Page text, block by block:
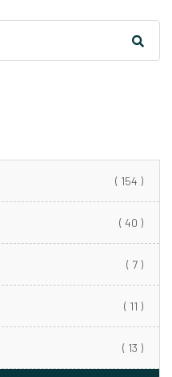
( 154 )
( 40 )
( 7 )
( 11 )
( 13 )